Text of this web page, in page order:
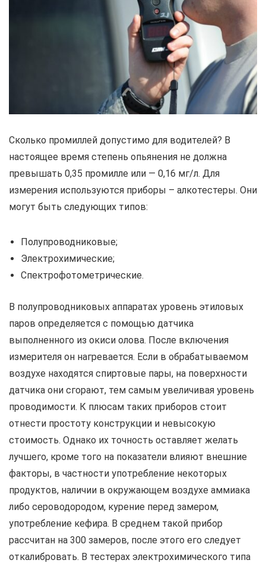
Сколько промиллей допустимо для водителей? В
настоящее время степень опьянения не должна
превышать 0,35 промилле или — 0,16 мг/л. Для
измерения используются приборы – алкотестеры. Они
могут быть следующих типов:
Полупроводниковые;
Электрохимические;
Спектрофотометрические.
В полупроводниковых аппаратах уровень этиловых
паров определяется с помощью датчика
выполненного из окиси олова. После включения
измерителя он нагревается. Если в обрабатываемом
воздухе находятся спиртовые пары, на поверхности
датчика они сгорают, тем самым увеличивая уровень
проводимости. К плюсам таких приборов стоит
отнести простоту конструкции и невысокую
стоимость. Однако их точность оставляет желать
лучшего, кроме того на показатели влияют внешние
факторы, в частности употребление некоторых
продуктов, наличии в окружающем воздухе аммиака
либо сероводородом, курение перед замером,
употребление кефира. В среднем такой прибор
рассчитан на 300 замеров, после этого его следует
откалибровать. В тестерах электрохимического типа